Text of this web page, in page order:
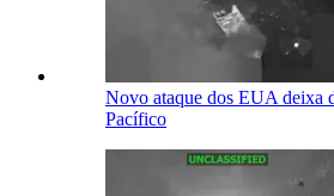
Novo ataque dos EUA deixa
Pacífico